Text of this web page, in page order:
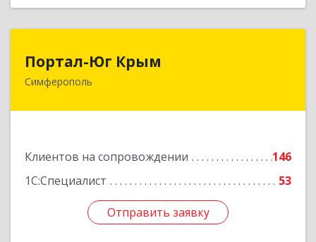
Портал-Юг Крым
Симферополь
Клиентов на сопровождении
146
1С:Специалист
53
Отправить заявку
295015, Крым Респ, Симферополь г, Козлова ул,
Отправить заявку